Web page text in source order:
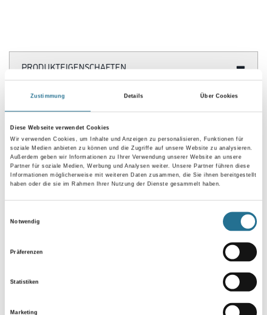
Zustimmung Details Über Cookies
Diese Webseite verwendet Cookies
Wir verwenden Cookies, um Inhalte und Anzeigen zu personalisieren, Funktionen für
soziale Medien anbieten zu können und die Zugriffe auf unsere Website zu analysieren.
Außerdem geben wir Informationen zu Ihrer Verwendung unserer Website an unsere
Partner für soziale Medien, Werbung und Analysen weiter. Unsere Partner führen diese
Informationen möglicherweise mit weiteren Daten zusammen, die Sie ihnen bereitgestellt
haben oder die sie im Rahmen Ihrer Nutzung der Dienste gesammelt haben.
Notwendig
Präferenzen
Statistiken
Marketing
PRODUKTEIGENSCHAFTEN
Verarbeitungszeit
Staubtrocken: 10 min, grifffest: 30 min, durchgetrocknet: 2 h,
Verarbeitungstemp./Luftfeuchte
Arbeitstemperatur: 10 - 25 °C
Verbrauch
Ergiebigkeit: 0.8 - 1.5 m²
Gefahr